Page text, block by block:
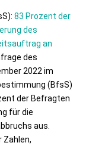
83 Prozent der
des
an
des
2022 im
(BfsS)
der Befragten
für die
aus.